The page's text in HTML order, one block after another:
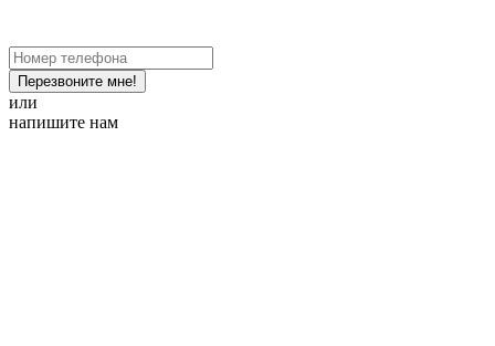
Перезвоните мне!
или
напишите нам